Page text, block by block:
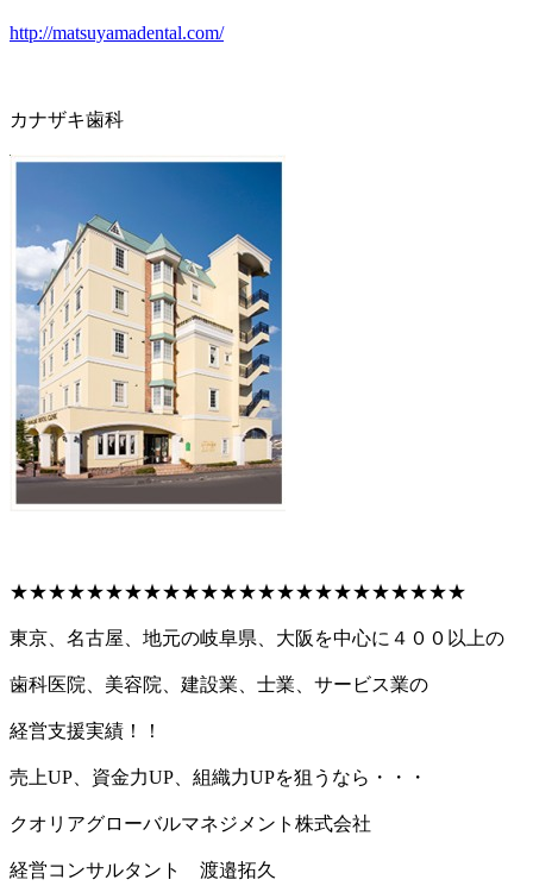
http://matsuyamadental.com/
カナザキ歯科
★★★★★★★★★★★★★★★★★★★★★★★★
東京、名古屋、地元の岐阜県、大阪を中心に４００以上の
歯科医院、美容院、建設業、士業、サービス業の
経営支援実績！！
売上UP、資金力UP、組織力UPを狙うなら・・・
クオリアグローバルマネジメント株式会社
経営コンサルタント 渡邉拓久